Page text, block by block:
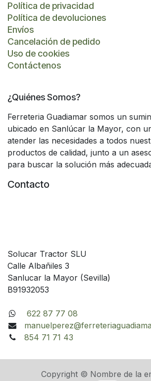
Política de privacidad
Política de devoluciones
Envíos
Cancelación de pedido
Uso de cookies
Contáctenos
¿Quiénes Somos?
Ferreteria Guadiamar somos un
ubicado en Sanlúcar la Mayor, con
atender las necesidades a todos
productos de calidad, junto a un
para buscar la solución más
Contacto
Solucar Tractor SLU
Calle Albañiles 3
Sanlucar la Mayor (Sevilla)
B91932053
622 87 77 08
854 71 71 43
Copyright © Nombre de la